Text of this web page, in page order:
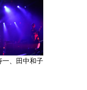
一、田中和子